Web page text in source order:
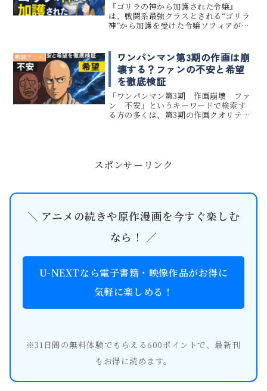
『ゴリラの神から加護された令嬢』
は、戦闘系最強クラスとされる“ゴリラ
神”から加護を受けた令嬢ソフィアが、
ァンタジーです。中でも、ゴリラ神とは
何者なのか？その加護にはどんな力...
戦闘アニメ
ワンパンマン第3期の作画は崩
壊する？ファンの不安と希望
を徹底検証
「ワンパンマン第3期 作画崩壊 ファ
ン 不安」というキーワードで検索す
る方の多くは、第3期の作画クオリティ
スポンサーリンク
＼ アニメの続きや原作漫画を今すぐ楽しむ
なら！ ／
U-NEXTなら電子書籍・映像作品がお得に
気軽に楽しめる！
※31日間の無料体験でもらえる600ポイントで、最新刊
もお得に読めます。